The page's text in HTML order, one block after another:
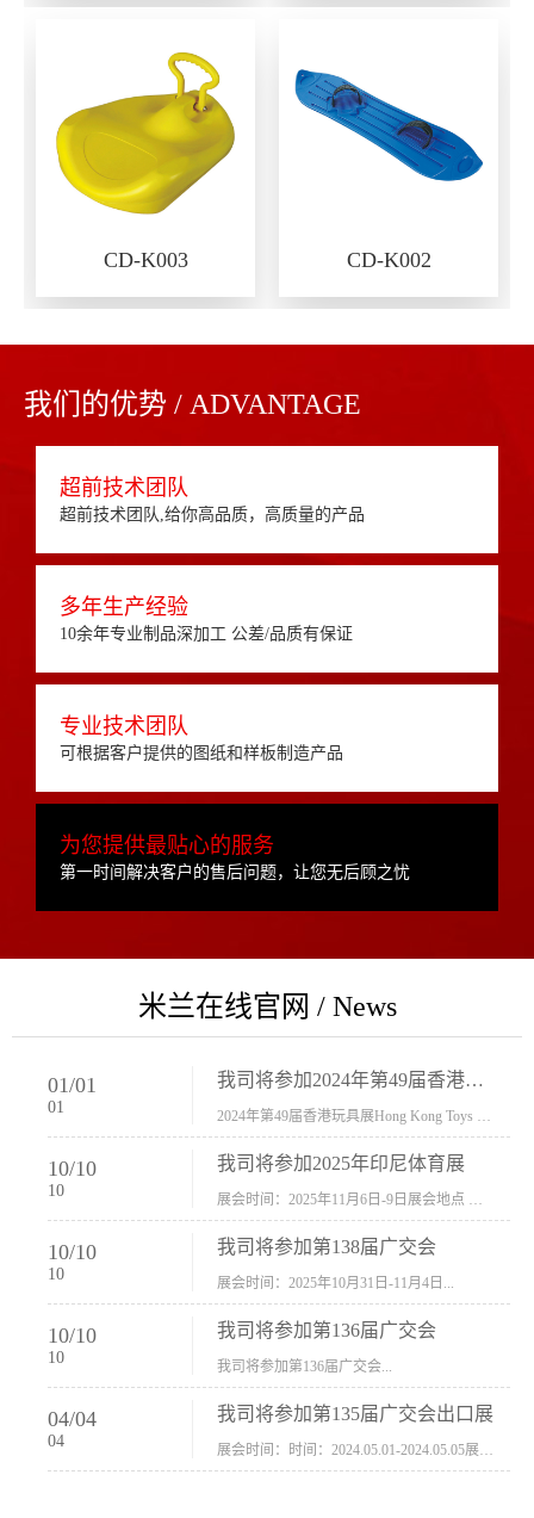
CD-K003 CD-K002
我们的优势 / ADVANTAGE
超前技术团队
超前技术团队,给你高品质，高质量的产品
多年生产经验
10余年专业制品深加工 公差/品质有保证
专业技术团队
可根据客户提供的图纸和样板制造产品
为您提供最贴心的服务
第一时间解决客户的售后问题，让您无后顾之忧
米兰在线官网 / News
01/01
01
我司将参加2024年第49届香港玩具展Hong Kong Toys & Games Fair 欢迎新···
10/10
10
我司将参加2025年印尼体育展
10/10
10
我司将参加第138届广交会
展会时间：2025年10月31日-11月4日...
10/10
10
我司将参加第136届广交会
我司将参加第136届广交会...
04/04
04
我司将参加第135届广交会出口展
展会时间：时间：2024.05.01-2024.05.05展会地址：中国进出口商品交易会展馆福建康莱宝公司展位号12.1G37-38、H11-12，浙江康莱宝展位号17.1B23-24、C19-20...